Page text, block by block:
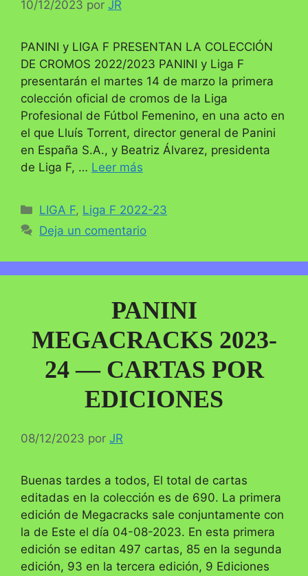
10/12/2023 por JR
PANINI y LIGA F PRESENTAN LA COLECCIÓN
DE CROMOS 2022/2023 PANINI y Liga F
presentarán el martes 14 de marzo la primera
colección oficial de cromos de la Liga
Profesional de Fútbol Femenino, en una acto en
el que Lluís Torrent, director general de Panini
en España S.A., y Beatriz Álvarez, presidenta
de Liga F, … Leer más
Categorías
LIGA F, Liga F 2022-23
Deja un comentario
PANINI
MEGACRACKS 2023-
24 — CARTAS POR
EDICIONES
08/12/2023 por JR
Buenas tardes a todos, El total de cartas
editadas en la colección es de 690. La primera
edición de Megacracks sale conjuntamente con
la de Este el día 04-08-2023. En esta primera
edición se editan 497 cartas, 85 en la segunda
edición, 93 en la tercera edición, 9 Ediciones